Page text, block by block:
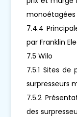
monoétagées
7.4.4
par Franklin
7.5 Wilo
7.5.1 Sites
surpresseurs
7.5.2
des